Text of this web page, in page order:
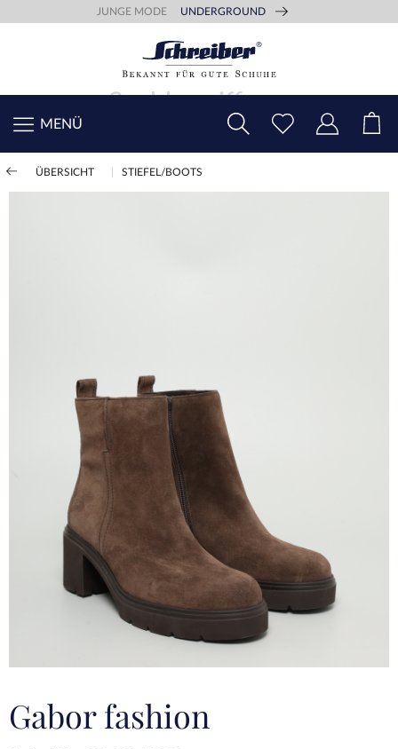
JUNGE MODE UNDERGROUND
MENÜ
ÜBERSICHT STIEFEL/BOOTS
Gabor fashion